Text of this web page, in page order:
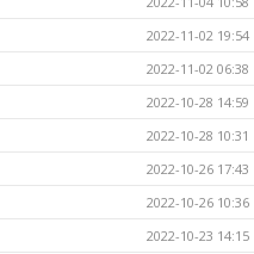
2022-11-02 19:54
2022-11-02 06:38
2022-10-28 14:59
2022-10-28 10:31
2022-10-26 17:43
2022-10-26 10:36
2022-10-23 14:15